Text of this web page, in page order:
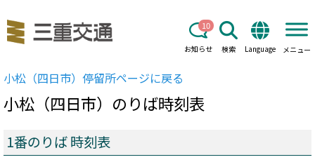
お知らせ
10
検索 Language メニュー
小松（四日市） 停留所ページに戻る
小松（四日市） のりば時刻表
1番のりば 時刻表